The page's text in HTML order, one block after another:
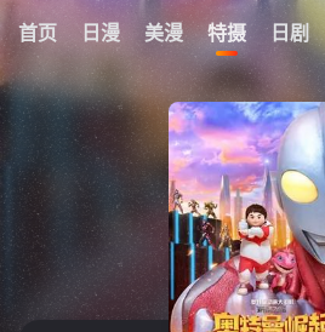
首页 日漫 美漫 特摄 日剧
我的观影记录
暂无观看影片的记录